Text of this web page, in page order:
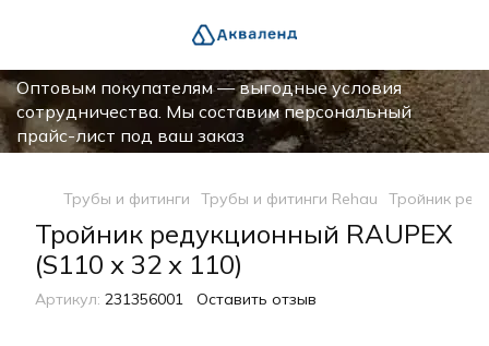
Оптовым покупателям — выгодные условия
сотрудничества. Мы составим персональный
прайс-лист под ваш заказ
Трубы и фитинги Трубы и фитинги Rehau Тройник
Тройник редукционный RAUPEX
(S110 х 32 х 110)
Артикул: 231356001 Оставить отзыв